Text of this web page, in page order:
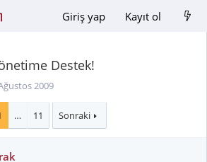
Giriş yap Kayıt ol
Destek!
2009
… 11 Sonraki